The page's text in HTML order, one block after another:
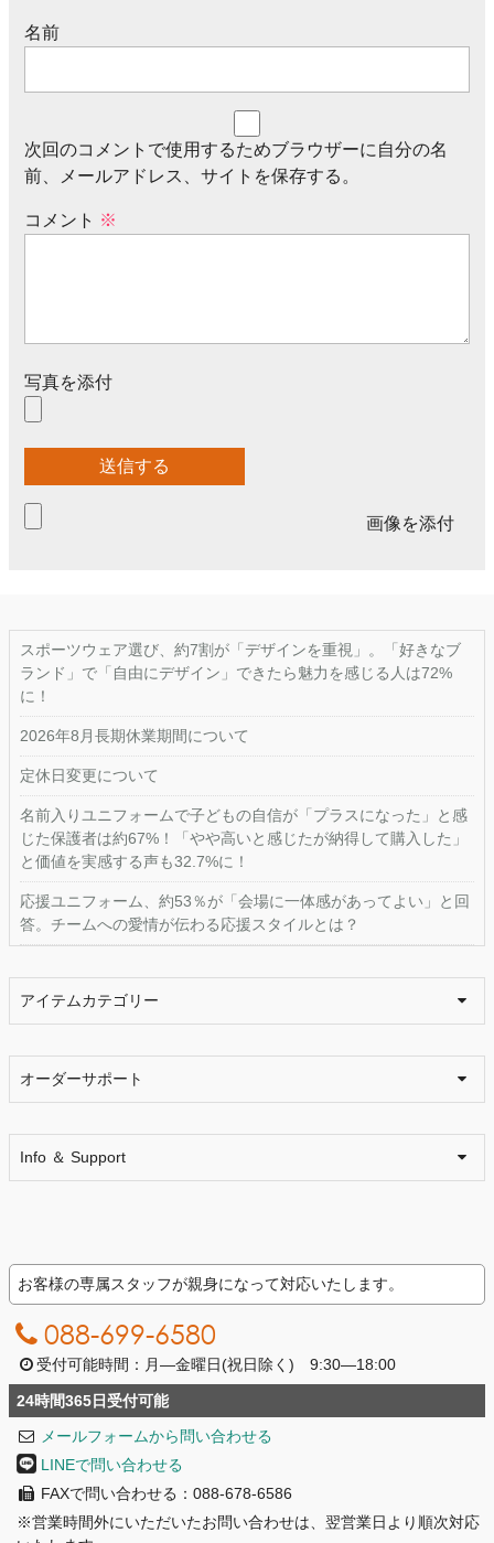
名前
次回のコメントで使用するためブラウザーに自分の名
前、メールアドレス、サイトを保存する。
コメント ※
写真を添付
画像を添付
スポーツウェア選び、約7割が「デザインを重視」。「好きなブ
ランド」で「自由にデザイン」できたら魅力を感じる人は72%
に！
2026年8月長期休業期間について
定休日変更について
名前入りユニフォームで子どもの自信が「プラスになった」と感
じた保護者は約67%！「やや高いと感じたが納得して購入した」
と価値を実感する声も32.7%に！
応援ユニフォーム、約53％が「会場に一体感があってよい」と回
答。チームへの愛情が伝わる応援スタイルとは？
アイテムカテゴリー
オーダーサポート
Info ＆ Support
お客様の専属スタッフが親身になって対応いたします。
088-699-6580
受付可能時間：月―金曜日(祝日除く) 9:30―18:00
24時間365日受付可能
メールフォームから問い合わせる
LINEで問い合わせる
FAXで問い合わせる：088-678-6586
※営業時間外にいただいたお問い合わせは、翌営業日より順次対応